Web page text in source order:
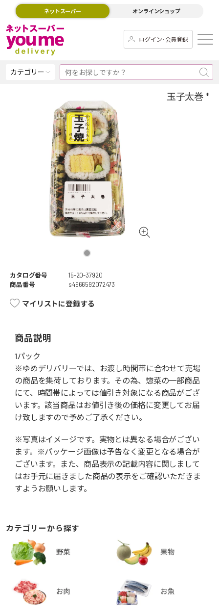
ネットスーパー オンラインショップ
ログイン･会員登録
カテゴリー
玉子太巻 *
カタログ番号
15-20-37920
商品番号
s4966592072473
マイリストに登録する
商品説明
1パック
※ゆめデリバリーでは、お渡し時間帯に合わせて売場
の商品を集荷しております。その為、惣菜の一部商品
にて、時間帯によっては値引き対象になる商品がござ
います。該当商品はお値引き後の価格に変更してお届
け致しますので予めご了承ください。
※写真はイメージです。実物とは異なる場合がござい
ます。※パッケージ画像は予告なく変更となる場合が
ございます。また、商品表示の記載内容に関しまして
はお手元に届きました商品の表示をご確認いただきま
すようお願いします。
カテゴリーから探す